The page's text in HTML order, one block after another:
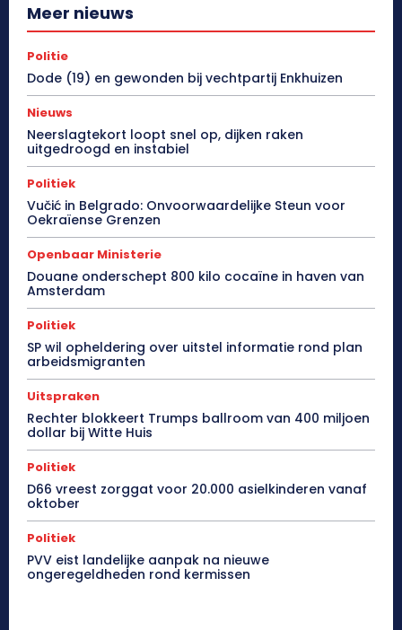
Meer nieuws
Politie
Dode (19) en gewonden bij vechtpartij Enkhuizen
Nieuws
Neerslagtekort loopt snel op, dijken raken
uitgedroogd en instabiel
Politiek
Vučić in Belgrado: Onvoorwaardelijke Steun voor
Oekraïense Grenzen
Openbaar Ministerie
Douane onderschept 800 kilo cocaïne in haven van
Amsterdam
Politiek
SP wil opheldering over uitstel informatie rond plan
arbeidsmigranten
Uitspraken
Rechter blokkeert Trumps ballroom van 400 miljoen
dollar bij Witte Huis
Politiek
D66 vreest zorggat voor 20.000 asielkinderen vanaf
oktober
Politiek
PVV eist landelijke aanpak na nieuwe
ongeregeldheden rond kermissen